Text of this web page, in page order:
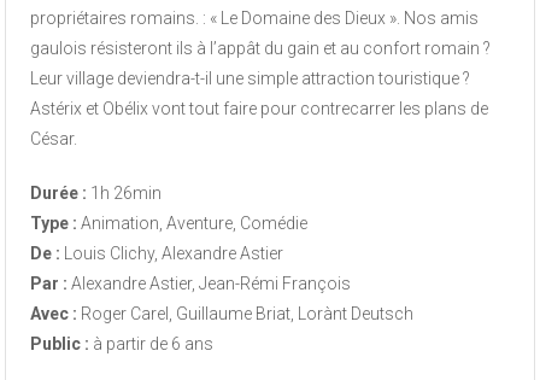
propriétaires romains. : « Le Domaine des Dieux ». Nos amis
gaulois résisteront ils à l’appât du gain et au confort romain ?
Leur village deviendra-t-il une simple attraction touristique ?
Astérix et Obélix vont tout faire pour contrecarrer les plans de
César.
Durée : 1h 26min
Type : Animation, Aventure, Comédie
De : Louis Clichy, Alexandre Astier
Par : Alexandre Astier, Jean-Rémi François
Avec : Roger Carel, Guillaume Briat, Lorànt Deutsch
Public : à partir de 6 ans